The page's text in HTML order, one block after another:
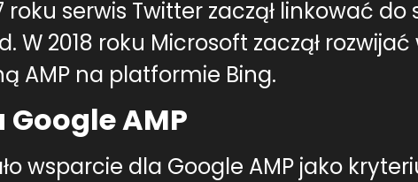
serwis Twitter zaczął linkować do
W 2018 roku Microsoft zaczął
AMP na platformie Bing.
AMP
wsparcie dla Google AMP jako